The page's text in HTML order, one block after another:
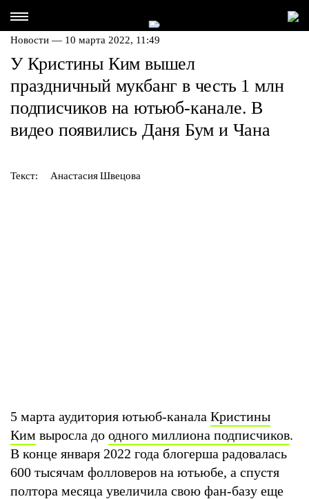
Новости — 10 марта 2022, 11:49
У Кристины Ким вышел
праздничный мукбанг в честь 1 млн
подписчиков на ютьюб-канале. В
видео появились Даня Бум и Чана
Текст: Анастасия Швецова
5 марта аудитория ютьюб-канала Кристины
Ким выросла до одного миллиона подписчиков.
В конце января 2022 года блогерша радовалась
600 тысячам фолловеров на ютьюбе, а спустя
полтора месяца увеличила свою фан-базу еще